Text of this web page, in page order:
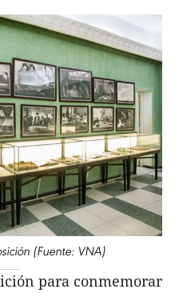
(Fuente: VNA)
para conmemorar